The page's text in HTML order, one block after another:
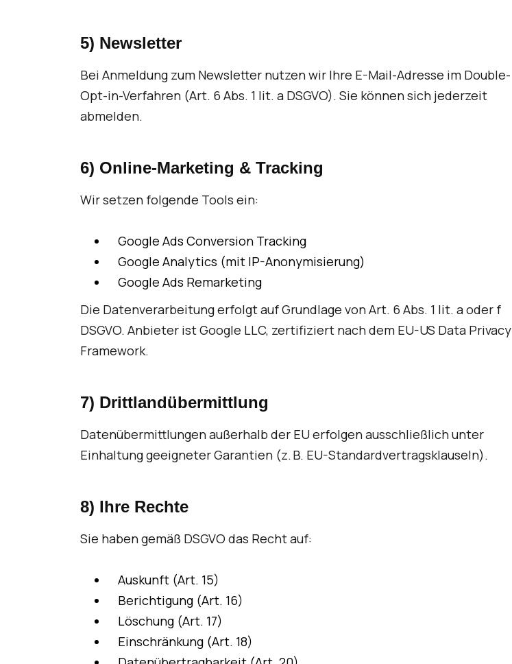
5) Newsletter
Bei Anmeldung zum Newsletter nutzen wir Ihre E-Mail-Adresse im Double-
Opt-in-Verfahren (Art. 6 Abs. 1 lit. a DSGVO). Sie können sich jederzeit
abmelden.
6) Online-Marketing & Tracking
Wir setzen folgende Tools ein:
Google Ads Conversion Tracking
Google Analytics (mit IP-Anonymisierung)
Google Ads Remarketing
Die Datenverarbeitung erfolgt auf Grundlage von Art. 6 Abs. 1 lit. a oder f
DSGVO. Anbieter ist Google LLC, zertifiziert nach dem EU-US Data Privacy
Framework.
7) Drittlandübermittlung
Datenübermittlungen außerhalb der EU erfolgen ausschließlich unter
Einhaltung geeigneter Garantien (z. B. EU-Standardvertragsklauseln).
8) Ihre Rechte
Sie haben gemäß DSGVO das Recht auf:
Auskunft (Art. 15)
Berichtigung (Art. 16)
Löschung (Art. 17)
Einschränkung (Art. 18)